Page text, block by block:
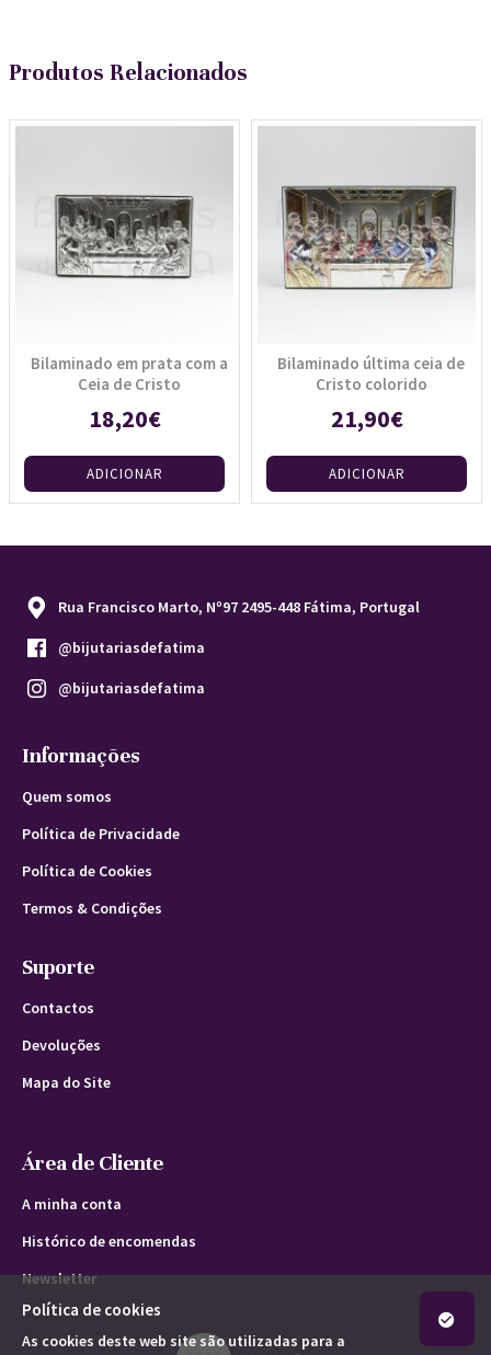
Produtos Relacionados
Bilaminado em prata com a
Ceia de Cristo
18,20€
ADICIONAR
Bilaminado última ceia de
Cristo colorido
21,90€
ADICIONAR
Rua Francisco Marto, Nº97 2495-448 Fátima, Portugal
@bijutariasdefatima
@bijutariasdefatima
Informações
Quem somos
Política de Privacidade
Política de Cookies
Termos & Condições
Suporte
Contactos
Devoluções
Mapa do Site
Área de Cliente
A minha conta
Histórico de encomendas
Newsletter
Política de cookies
As cookies deste web site são utilizadas para a